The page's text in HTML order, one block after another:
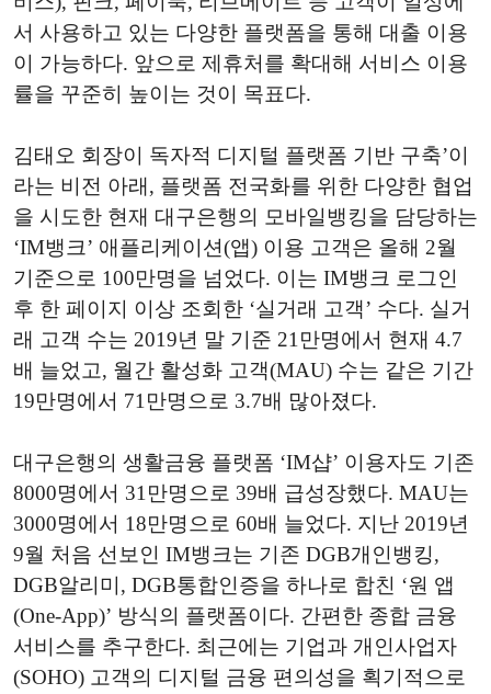
서 사용하고 있는 다양한 플랫폼을 통해 대출 이용
이 가능하다. 앞으로 제휴처를 확대해 서비스 이용
률을 꾸준히 높이는 것이 목표다.
김태오 회장이 독자적 디지털 플랫폼 기반 구축’이
라는 비전 아래, 플랫폼 전국화를 위한 다양한 협업
을 시도한 현재 대구은행의 모바일뱅킹을 담당하는
‘IM뱅크’ 애플리케이션(앱) 이용 고객은 올해 2월
기준으로 100만명을 넘었다. 이는 IM뱅크 로그인
후 한 페이지 이상 조회한 ‘실거래 고객’ 수다. 실거
래 고객 수는 2019년 말 기준 21만명에서 현재 4.7
배 늘었고, 월간 활성화 고객(MAU) 수는 같은 기간
19만명에서 71만명으로 3.7배 많아졌다.
대구은행의 생활금융 플랫폼 ‘IM샵’ 이용자도 기존
8000명에서 31만명으로 39배 급성장했다. MAU는
3000명에서 18만명으로 60배 늘었다. 지난 2019년
9월 처음 선보인 IM뱅크는 기존 DGB개인뱅킹,
DGB알리미, DGB통합인증을 하나로 합친 ‘원 앱
(One-App)’ 방식의 플랫폼이다. 간편한 종합 금융
서비스를 추구한다. 최근에는 기업과 개인사업자
(SOHO) 고객의 디지털 금융 편의성을 획기적으로